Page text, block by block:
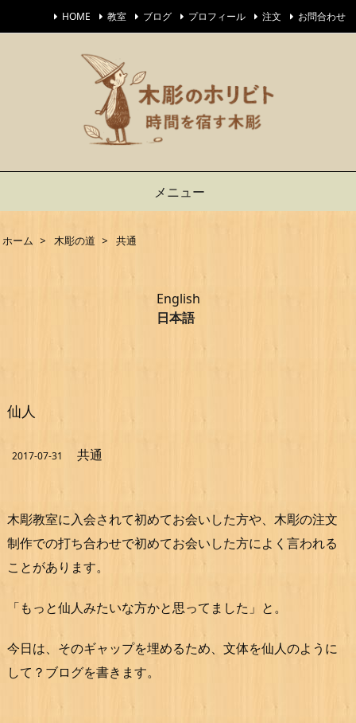
メニュー
HOME 教室 ブログ プロフィール 注文 お問合わせ
ホーム > 木彫の道 > 共通
English
日本語
仙人
2017-07-31 共通
木彫教室に入会されて初めてお会いした方や、木彫の注文
制作での打ち合わせで初めてお会いした方によく言われる
ことがあります。
「もっと仙人みたいな方かと思ってました」と。
今日は、そのギャップを埋めるため、文体を仙人のように
して？ブログを書きます。